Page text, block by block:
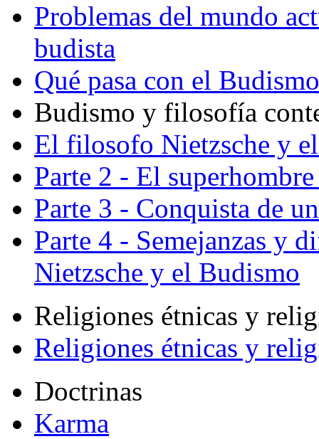
Problemas del mundo
budista
Qué pasa con el
Budismo y filosofía
El filosofo Nietzsche y
Parte 2 - El
Parte 3 - Conquista de
Parte 4 - Semejanzas y
Nietzsche y el Budismo
Religiones étnicas y
Religiones étnicas y
Doctrinas
Karma